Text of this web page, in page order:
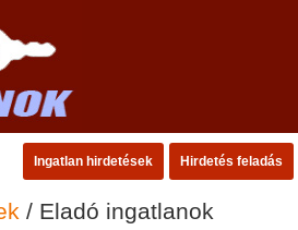
Ingatlan hirdetések Hirdetés feladás
/ Eladó ingatlanok